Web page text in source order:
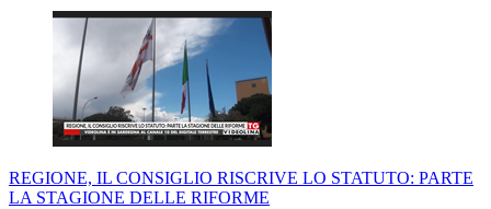
REGIONE, IL CONSIGLIO RISCRIVE LO STATUTO: PARTE
LA STAGIONE DELLE RIFORME